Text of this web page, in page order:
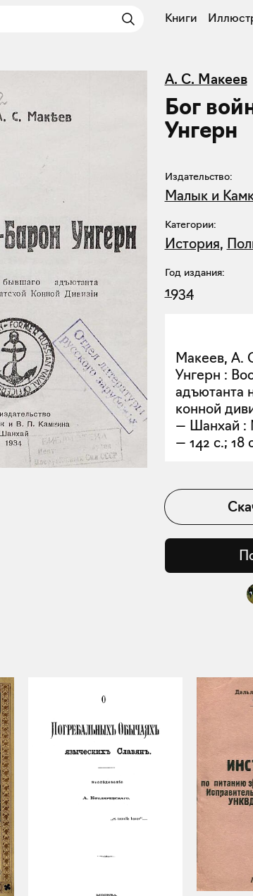
Книги
А. С. Макеев
Бог
Унгерн
Издательство:
Малык и
Категории:
История,
Год издания:
1934
Макеев, А.
Унгерн :
адъютанта
конной
— Шанхай :
— 142 с.; 18